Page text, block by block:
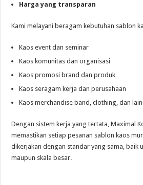
Harga yang transparan
Kami melayani beragam kebutuhan sablon
Kaos event dan seminar
Kaos komunitas dan organisasi
Kaos promosi brand dan produk
Kaos seragam kerja dan perusahaan
Kaos merchandise band, clothing, dan
Dengan sistem kerja yang tertata, Maximal
memastikan setiap pesanan sablon kaos
dikerjakan dengan standar yang sama, baik
maupun skala besar.